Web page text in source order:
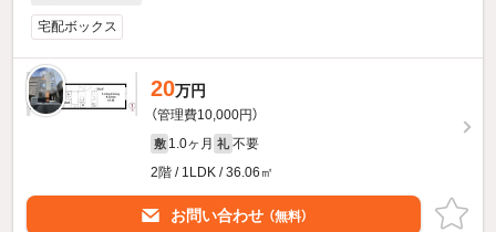
宅配ボックス
20万円
（管理費10,000円）
敷 1.0ヶ月 礼 不要
2階 / 1LDK / 36.06㎡
お問い合わせ （無料）